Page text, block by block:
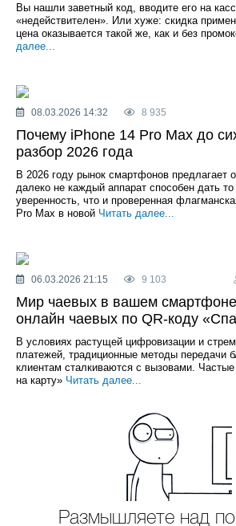
Вы нашли заветный код, вводите его на
«недействителен». Или хуже: скидка
цена оказывается такой же, как и без
далее...
08.03.2026 14:32 8 935
Почему iPhone 14 Pro Max до
разбор 2026 года
В 2026 году рынок смартфонов предлагает
далеко не каждый аппарат способен дать
уверенность, что и проверенная
Pro Max в новой Читать далее...
06.03.2026 21:15 9 103
Мир чаевых в вашем
онлайн чаевых по QR-коду
В условиях растущей цифровизации и
платежей, традиционные методы передачи
клиентам сталкиваются с вызовами.
на карту» Читать далее...
Размышляете над